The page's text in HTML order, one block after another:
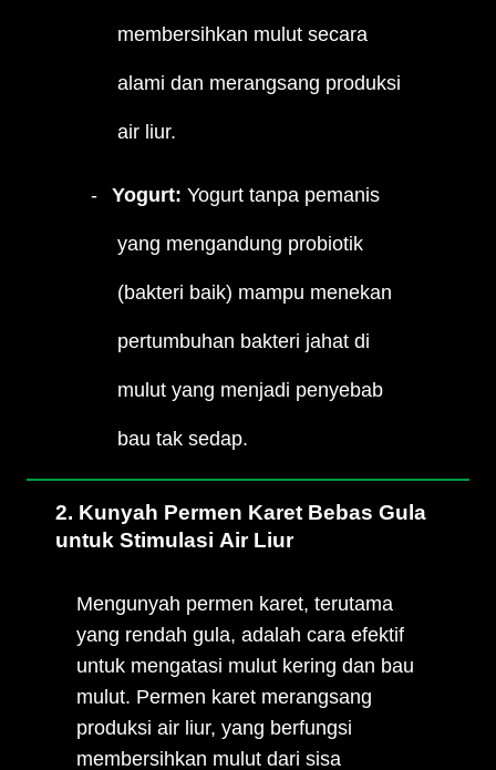
membersihkan mulut secara
alami dan merangsang produksi
air liur.
Yogurt: Yogurt tanpa pemanis
yang mengandung probiotik
(bakteri baik) mampu menekan
pertumbuhan bakteri jahat di
mulut yang menjadi penyebab
bau tak sedap.
2. Kunyah Permen Karet Bebas Gula
untuk Stimulasi Air Liur
Mengunyah permen karet, terutama
yang rendah gula, adalah cara efektif
untuk mengatasi mulut kering dan bau
mulut. Permen karet merangsang
produksi air liur, yang berfungsi
membersihkan mulut dari sisa